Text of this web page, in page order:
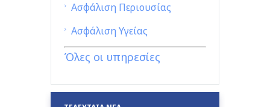
Ασφάλιση Περιουσίας
Ασφάλιση Υγείας
Όλες οι υπηρεσίες